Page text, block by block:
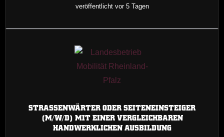
veröffentlicht vor 5 Tagen
STRASSENWÄRTER ODER SEITENEINSTEIGER (
M/W/D) MIT EINER VERGLEICHBAREN H
ANDWERKLICHEN AUSBILDUNG